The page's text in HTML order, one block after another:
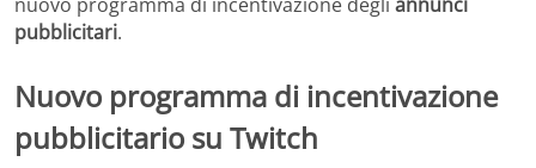
pubblicitari.
Nuovo programma di incentivazione
pubblicitario su Twitch